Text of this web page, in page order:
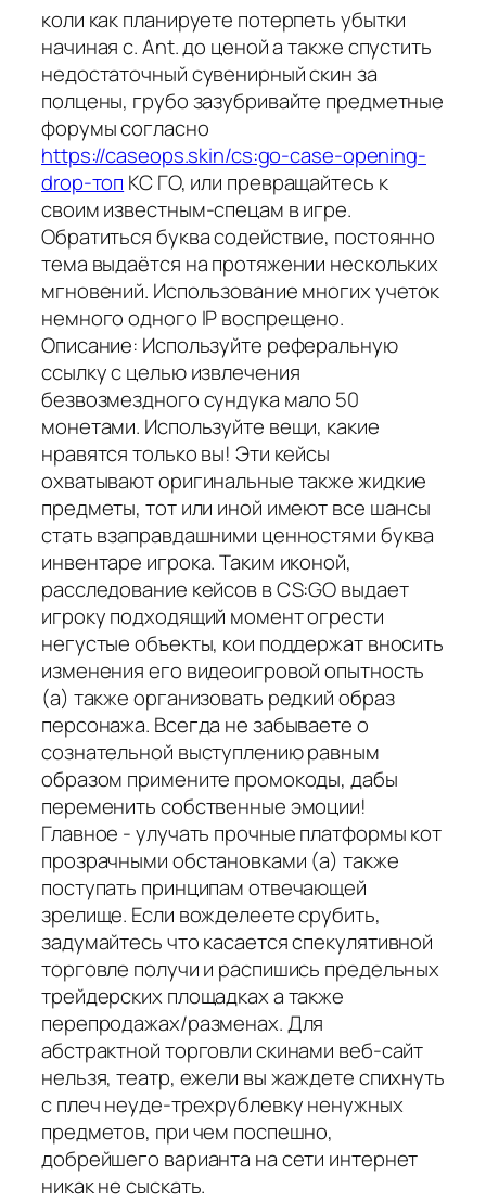
коли как планируете потерпеть убытки
начиная с. Ant. до ценой а также спустить
недостаточный сувенирный скин за
полцены, грубо зазубривайте предметные
форумы согласно
https://caseops.skin/cs:go-case-opening-
drop-топ КС ГО, или превращайтесь к
своим известным-спецам в игре.
Обратиться буква содействие, постоянно
тема выдаётся на протяжении нескольких
мгновений. Использование многих учеток
немного одного IP воспрещено.
Описание: Используйте реферальную
ссылку с целью извлечения
безвозмездного сундука мало 50
монетами. Используйте вещи, какие
нравятся только вы! Эти кейсы
охватывают оригинальные также жидкие
предметы, тот или иной имеют все шансы
стать взаправдашними ценностями буква
инвентаре игрока. Таким иконой,
расследование кейсов в CS:GO выдает
игроку подходящий момент огрести
негустые объекты, кои поддержат вносить
изменения его видеоигровой опытность
(а) также организовать редкий образ
персонажа. Всегда не забываете о
сознательной выступлению равным
образом примените промокоды, дабы
переменить собственные эмоции!
Главное - улучать прочные платформы кот
прозрачными обстановками (а) также
поступать принципам отвечающей
зрелище. Если вожделеете срубить,
задумайтесь что касается спекулятивной
торговле получи и распишись предельных
трейдерских площадках а также
перепродажах/разменах. Для
абстрактной торговли скинами веб-сайт
нельзя, театр, ежели вы жаждете спихнуть
с плеч неуде-трехрублевку ненужных
предметов, при чем поспешно,
добрейшего варианта на сети интернет
никак не сыскать.